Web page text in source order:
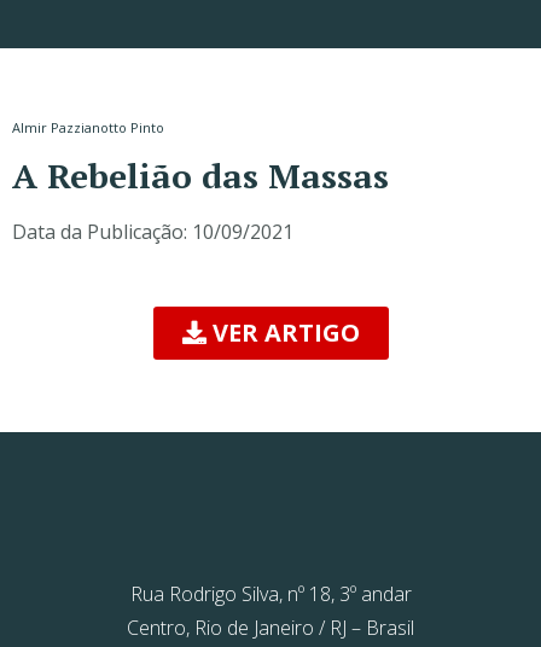
Almir Pazzianotto Pinto
A Rebelião das Massas
Data da Publicação: 10/09/2021
VER ARTIGO
Rua Rodrigo Silva, nº 18, 3º andar
Centro, Rio de Janeiro / RJ – Brasil